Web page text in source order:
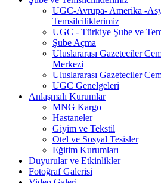
UGC-Avrupa- Amerika -
Temsilciliklerimiz
UGC - Türkiye Şube ve
Şube Açma
Uluslararası Gazeteciler
Merkezi
Uluslararası Gazeteciler
UGC Genelgeleri
Anlaşmalı Kurumlar
MNG Kargo
Hastaneler
Giyim ve Tekstil
Otel ve Sosyal Tesisler
Eğitim Kurumları
Duyurular ve Etkinlikler
Fotoğraf Galerisi